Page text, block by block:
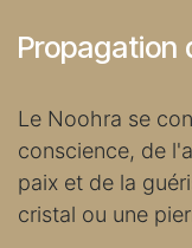
Propagation
Le Noohra se
conscience, de
paix et de la
cristal ou une